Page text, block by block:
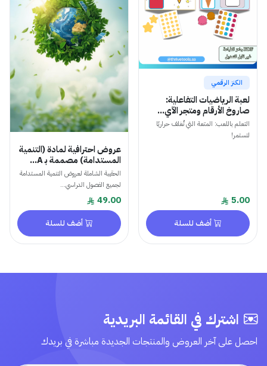
الكنز الرقمي
لعبة الرياضيات التفاعلية:
صاروخ الأرقام ومتجر الآي...
التعلم باللعب: المتعة التي تُغلف حراريًا
لتستمر!
5.00
أضف للسلة
عروض احترافية لمادة (التنمية
المستدامة) مصممة بـ A...
الحقيبة الشاملة لعروض التنمية المستدامة
لجميع الفصول الدراسي...
49.00
أضف للسلة
اشترك في القائمة البريدية
احصل على آخر العروض والمنتجات الجديدة مباشرة في بريدك